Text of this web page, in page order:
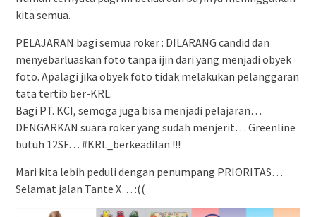
kita semua.
PELAJARAN bagi semua roker : DILARANG candid dan
menyebarluaskan foto tanpa ijin dari yang menjadi obyek
foto. Apalagi jika obyek foto tidak melakukan pelanggaran
tata tertib ber-KRL.
Bagi PT. KCI, semoga juga bisa menjadi pelajaran…
DENGARKAN suara roker yang sudah menjerit… Greenline
butuh 12SF… #KRL_berkeadilan !!!
Mari kita lebih peduli dengan penumpang PRIORITAS…
Selamat jalan Tante X… :((